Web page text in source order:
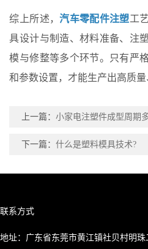
综上所述，汽车零配件注塑工
具设计与制造、材料准备、注
模与修整等多个环节。只有严
和参数设置，才能生产出高质量
上一篇：小家电注塑件成型周期
下一篇：什么是塑料模具技术?
联系方式
地址：广东省东莞市黄江镇社贝村明珠